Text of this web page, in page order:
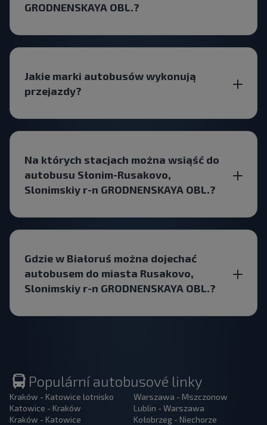
GRODNENSKAYA OBL.?
Jakie marki autobusów wykonują
przejazdy?
Na których stacjach można wsiąść do
autobusu Słonim-Rusakovo,
Slonimskiy r-n GRODNENSKAYA OBL.?
Gdzie w Białoruś można dojechać
autobusem do miasta Rusakovo,
Slonimskiy r-n GRODNENSKAYA OBL.?
Populární autobusové linky
Kraków - Katowice lotnisko
Katowice - Kraków
Kraków - Katowice
Warszawa - Mszczonow
Lublin - Warszawa
Kołobrzeg - Niechorze